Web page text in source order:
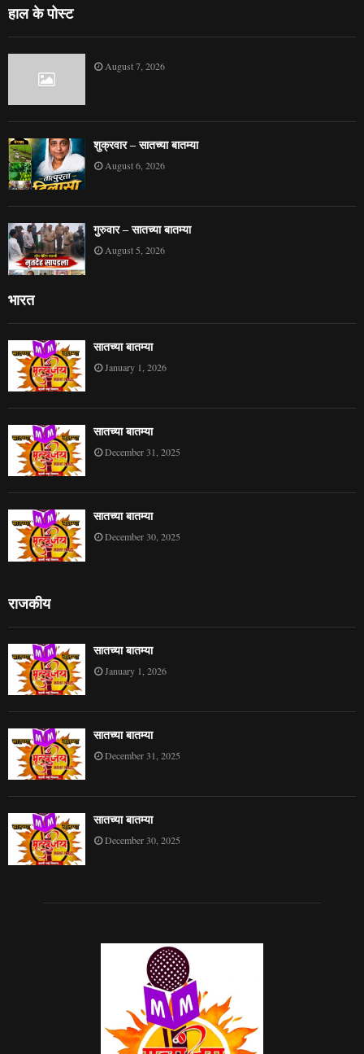
हाल के पोस्ट
August 7, 2026
शुक्रवार – सातच्या बातम्या
August 6, 2026
गुरुवार – सातच्या बातम्या
August 5, 2026
भारत
सातच्या बातम्या
January 1, 2026
सातच्या बातम्या
December 31, 2025
सातच्या बातम्या
December 30, 2025
राजकीय
सातच्या बातम्या
January 1, 2026
सातच्या बातम्या
December 31, 2025
सातच्या बातम्या
December 30, 2025